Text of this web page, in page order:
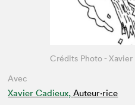
Avec
Xavier Cadieux, Auteur·rice
Crédits Photo -